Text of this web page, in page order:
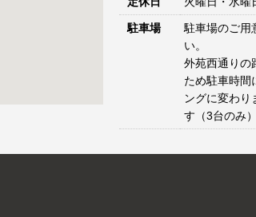
駐車場
駐車場のご用
い。
外苑西通りの
ため駐車時間
ングに変わり
す（3台のみ）